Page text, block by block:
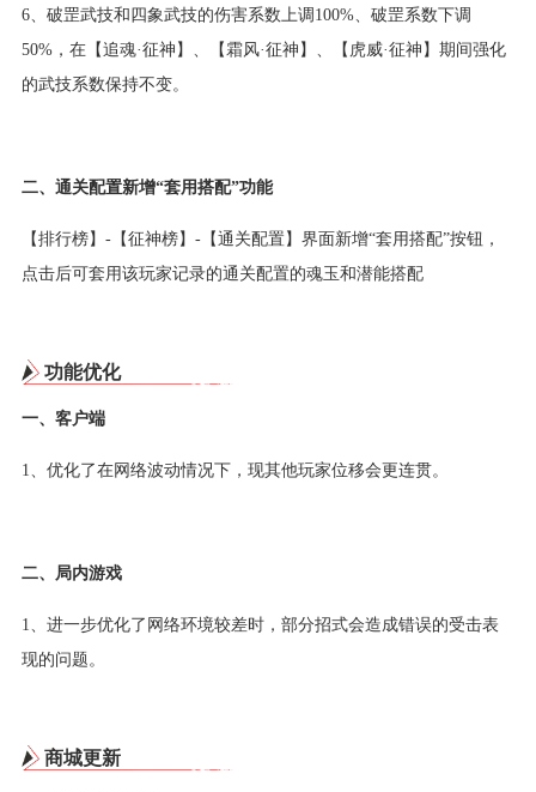
6、破罡武技和四象武技的伤害系数上调100%、破罡系数下调
50%，在【追魂·征神】、【霜风·征神】、【虎威·征神】期间强化
的武技系数保持不变。
二、通关配置新增“套用搭配”功能
【排行榜】-【征神榜】-【通关配置】界面新增“套用搭配”按钮，
点击后可套用该玩家记录的通关配置的魂玉和潜能搭配
功能优化
一、客户端
1、优化了在网络波动情况下，现其他玩家位移会更连贯。
二、局内游戏
1、进一步优化了网络环境较差时，部分招式会造成错误的受击表
现的问题。
商城更新